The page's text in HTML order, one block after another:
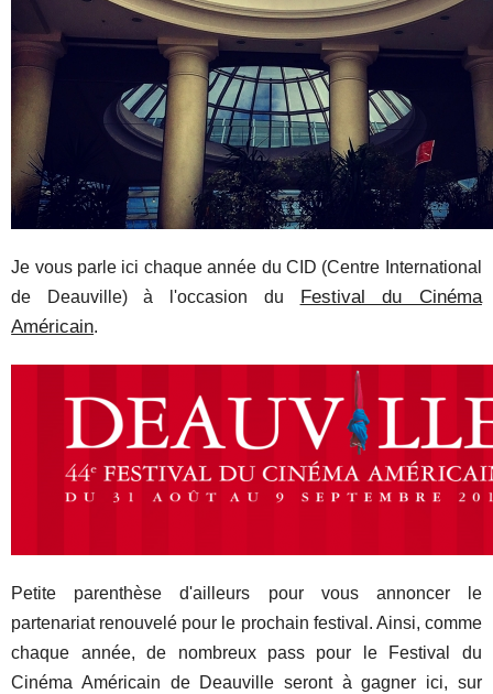
Je vous parle ici chaque année du CID (Centre International
de Deauville) à l'occasion du Festival du Cinéma
Américain.
Petite parenthèse d'ailleurs pour vous annoncer le
partenariat renouvelé pour le prochain festival. Ainsi, comme
chaque année, de nombreux pass pour le Festival du
Cinéma Américain de Deauville seront à gagner ici, sur